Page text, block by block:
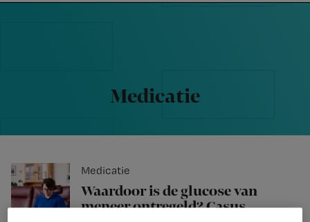
Nursing
Medicatie
Medicatie
Waardoor is de glucose van
meneer ontregeld? Casus